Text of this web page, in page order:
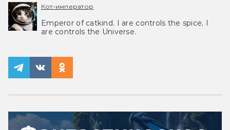
Кот-император
Emperor of catkind. I are controls the spice, I
are controls the Universe.